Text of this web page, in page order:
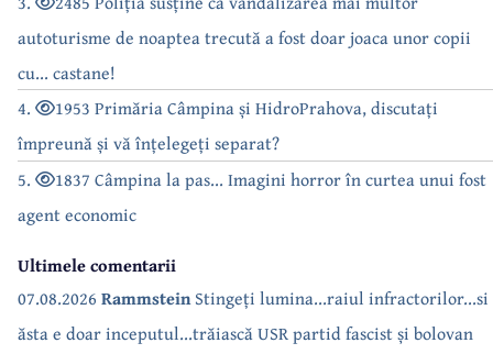
autoturisme de noaptea trecută a fost doar joaca unor copii
cu... castane!
4.
1953 Primăria Câmpina și HidroPrahova, discutați
împreună și vă înțelegeți separat?
5.
1837 Câmpina la pas... Imagini horror în curtea unui fost
agent economic
Ultimele comentarii
07.08.2026 RammsteinStingeți lumina...raiul infractorilor...si
ăsta e doar inceputul...trăiască USR partid fascist și bolovan